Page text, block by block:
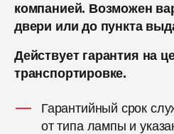
компанией. Возможен
двери или до пункта
Действует гарантия на
транспортировке.
Гарантийный срок
от типа лампы и